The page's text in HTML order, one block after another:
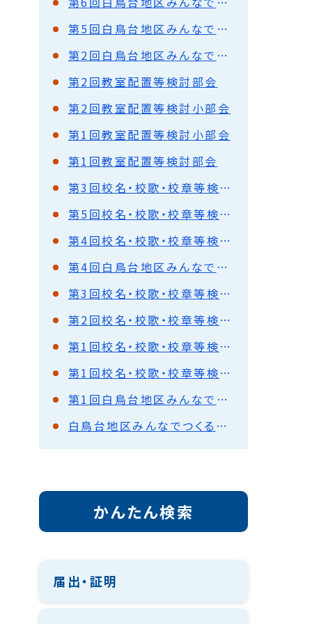
第5回白鳥台地区みんなでつくる義務教育学校推進協議会
第2回白鳥台地区みんなでつくる義務教育学校推進協議会
第2回教室配置等検討部会
第2回教室配置等検討小部会
第1回教室配置等検討小部会
第1回教室配置等検討部会
第3回校名・校歌・校章等検討小部会
第5回校名・校歌・校章等検討部会
第4回校名・校歌・校章等検討部会
第4回白鳥台地区みんなでつくる義務教育学校推進協議会
第3回校名・校歌・校章等検討部会（書面開催）
第2回校名・校歌・校章等検討小部会
第1回校名・校歌・校章等検討小部会
第1回校名・校歌・校章等検討部会
第1回白鳥台地区みんなでつくる義務教育学校推進協議会
白鳥台地区みんなでつくる義務教育学校推進協議会
かんたん検索
届出・証明